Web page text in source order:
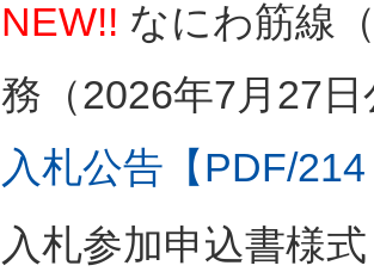
NEW!! なにわ筋線
務（2026年7月27日
入札公告【PDF/
入札参加申込書様式